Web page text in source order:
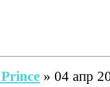
» 04 апр